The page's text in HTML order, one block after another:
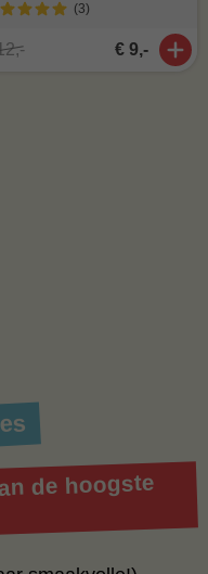
(3)
€ 9,-
de hoogste